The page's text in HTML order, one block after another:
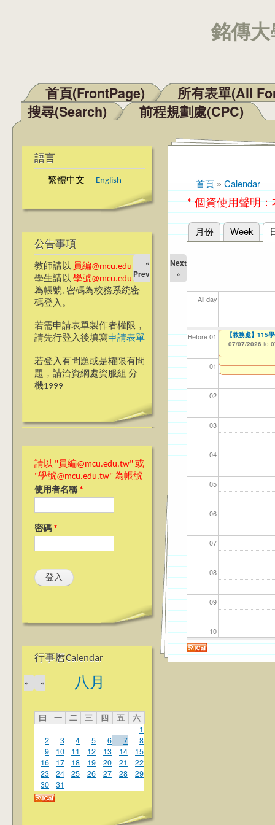
銘傳
主選單
首頁(FrontPage)
所有表單(All
搜尋(Search)
前程規劃處(CPC)
語言
繁體中文 English
公告事項
教師請以 員編@mcu.edu.tw
學生請以 學號@mcu.edu.tw
為帳號, 密碼為校務系統密
碼登入。
若需申請表單製作者權限，
請先行登入後填寫申請表單
若登入有問題或是權限有問
題，請洽資網處資服組 分
機1999
請以 "員編@mcu.edu.tw" 或
"學號@mcu.edu.tw" 為帳號
使用者名稱 *
密碼 *
行事曆Calendar
八月
«
»
曰 一 二 三 四 五
六
1
2
3 4 5 6 7
8
9
10 11 12 13 14
15
16
17 18 19 20 21
22
23
24 25 26 27 28
29
30
31
您在這裡
首頁 » Calendar
* 個資使用聲明
主要索引標籤
月份 Week
«
Prev
Next
»
All day
Before 01
01
02
03
04
05
06
07
08
09
10
11
【資網處】
整合系統～表單
【財務處】工讀
11/12/2021 to
【財務處】漏打
錄
114
04/
【學
07/
商品
11/
教務
11/
【電機資訊學
05/01/2026 to
【教學暨學習
Application
【教務處】115
07/07/2026 to